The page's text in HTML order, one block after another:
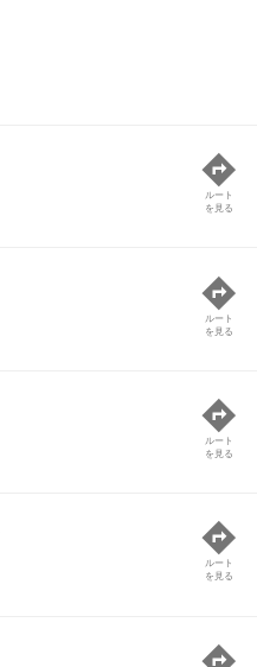
ルート
を見る
ルート
を見る
ルート
を見る
ルート
を見る